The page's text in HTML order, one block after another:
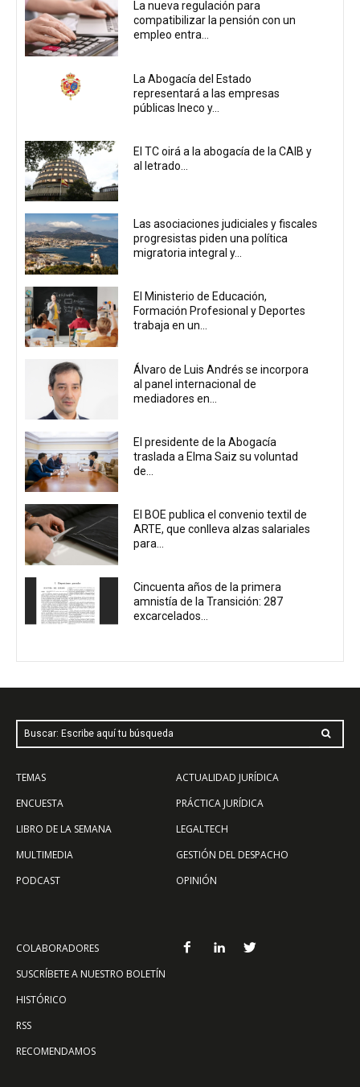
La nueva regulación para
compatibilizar la pensión con un
empleo entra...
La Abogacía del Estado
representará a las empresas
públicas Ineco y...
El TC oirá a la abogacía de la CAIB y
al letrado...
Las asociaciones judiciales y fiscales
progresistas piden una política
migratoria integral y...
El Ministerio de Educación,
Formación Profesional y Deportes
trabaja en un...
Álvaro de Luis Andrés se incorpora
al panel internacional de
mediadores en...
El presidente de la Abogacía
traslada a Elma Saiz su voluntad
de...
El BOE publica el convenio textil de
ARTE, que conlleva alzas salariales
para...
Cincuenta años de la primera
amnistía de la Transición: 287
excarcelados...
Buscar: Escribe aquí tu búsqueda
TEMAS
ENCUESTA
LIBRO DE LA SEMANA
MULTIMEDIA
PODCAST
ACTUALIDAD JURÍDICA
PRÁCTICA JURÍDICA
LEGALTECH
GESTIÓN DEL DESPACHO
OPINIÓN
COLABORADORES
SUSCRÍBETE A NUESTRO BOLETÍN
HISTÓRICO
RSS
RECOMENDAMOS